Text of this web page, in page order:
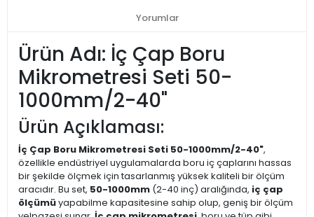
Yorumlar
Ürün Adı: İç Çap Boru
Mikrometresi Seti 50-
1000mm/2-40"
Ürün Açıklaması:
İç Çap Boru Mikrometresi Seti 50-1000mm/2-40",
özellikle endüstriyel uygulamalarda boru iç çaplarını hassas
bir şekilde ölçmek için tasarlanmış yüksek kaliteli bir ölçüm
aracıdır. Bu set, 50-1000mm (2-40 inç) aralığında, iç çap
ölçümüyapabilme kapasitesine sahip olup, geniş bir ölçüm